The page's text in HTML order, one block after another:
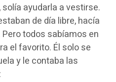
ayudarla a vestirse.
de día libre, hacía
todos sabíamos en
el favorito. Él solo se
y le contaba las